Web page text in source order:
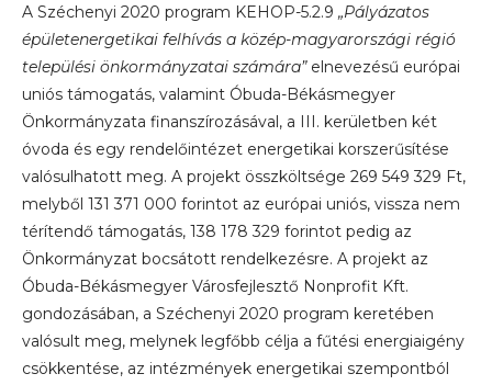
A Széchenyi 2020 program KEHOP-5.2.9 „Pályázatos
épületenergetikai felhívás a közép-magyarországi régió
települési önkormányzatai számára”elnevezésű európai
uniós támogatás, valamint Óbuda-Békásmegyer
Önkormányzata finanszírozásával, a III. kerületben két
óvoda és egy rendelőintézet energetikai korszerűsítése
valósulhatott meg. A projekt összköltsége 269 549 329 Ft,
melyből 131 371 000 forintot az európai uniós, vissza nem
térítendő támogatás, 138 178 329 forintot pedig az
Önkormányzat bocsátott rendelkezésre. A projekt az
Óbuda-Békásmegyer Városfejlesztő Nonprofit Kft.
gondozásában, a Széchenyi 2020 program keretében
valósult meg, melynek legfőbb célja a fűtési energiaigény
csökkentése, az intézmények energetikai szempontból